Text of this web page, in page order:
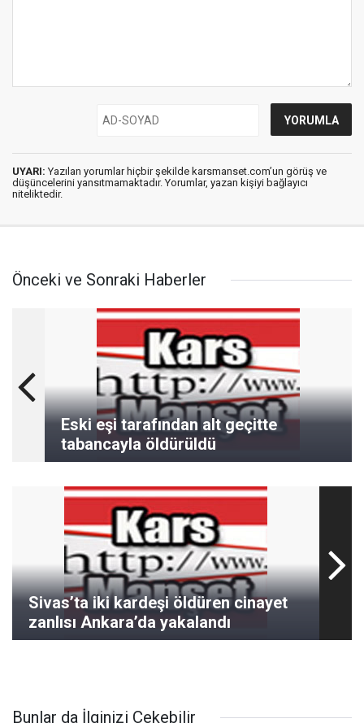
UYARI: Yazılan yorumlar hiçbir şekilde karsmanset.com’un görüş ve
düşüncelerini yansıtmamaktadır. Yorumlar, yazan kişiyi bağlayıcı
niteliktedir.
Önceki ve Sonraki Haberler
Eski eşi tarafından alt geçitte
tabancayla öldürüldü
Sivas’ta iki kardeşi öldüren cinayet
zanlısı Ankara’da yakalandı
Bunlar da İlginizi Çekebilir